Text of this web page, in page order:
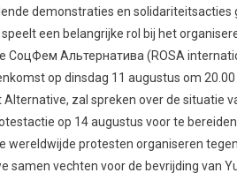
demonstraties en solidariteitsacties
een belangrijke rol bij het
СоцФем Альтернатива (ROSA
op dinsdag 11 augustus om 20.00
zal spreken over de situatie
op 14 augustus voor te
wereldwijde protesten organiseren
samen vechten voor de bevrijding van